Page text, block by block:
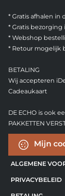
* Gratis afhalen in
* Gratis bezorging
* Webshop
* Retour mogelijk
BETALING
Wij accepteren
Cadeaukaart
DE ECHO is ook
PAKKETTEN
Mijn
ALGEMENE
PRIVACYBELEID